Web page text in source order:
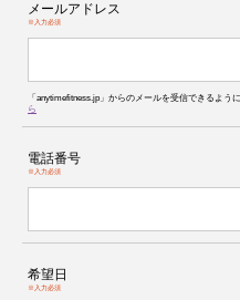
メールアドレス
※入力必須
「anytimefitness.jp」からのメールを受信できるよう
ら
電話番号
※入力必須
希望日
※入力必須